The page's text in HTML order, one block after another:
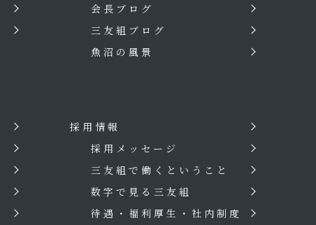
会長ブログ
三友組ブログ
魚沼の風景
採用情報
採用メッセージ
三友組で働くということ
数字で見る三友組
待遇・福利厚生・社内制度